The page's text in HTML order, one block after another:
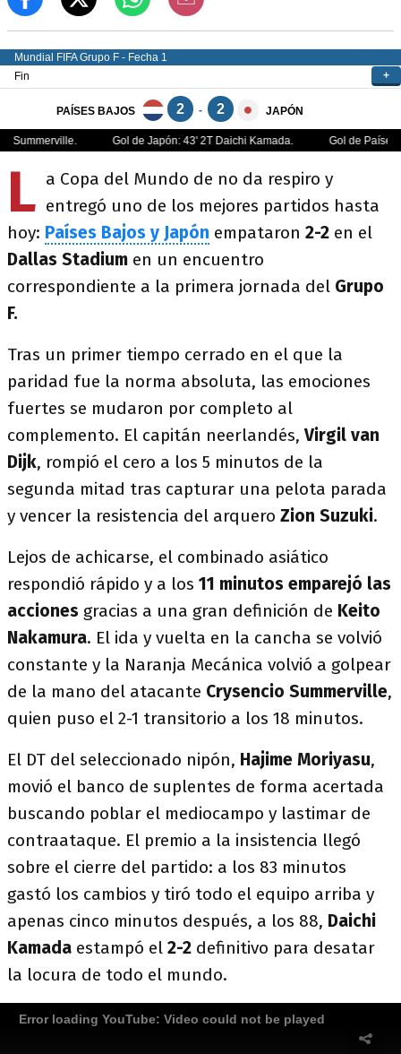
L a Copa del Mundo de no da respiro y
entregó uno de los mejores partidos hasta
hoy: Países Bajos y Japón empataron 2-2 en el
Dallas Stadium en un encuentro
correspondiente a la primera jornada del Grupo
F.
Tras un primer tiempo cerrado en el que la
paridad fue la norma absoluta, las emociones
fuertes se mudaron por completo al
complemento. El capitán neerlandés,Virgil van
Dijk, rompió el cero a los 5 minutos de la
segunda mitad tras capturar una pelota parada
y vencer la resistencia del arquero Zion Suzuki.
Lejos de achicarse, el combinado asiático
respondió rápido y a los 11 minutos emparejó las
acciones gracias a una gran definición de Keito
Nakamura. El ida y vuelta en la cancha se volvió
constante y la Naranja Mecánica volvió a golpear
de la mano del atacante Crysencio Summerville,
quien puso el 2-1 transitorio a los 18 minutos.
El DT del seleccionado nipón, Hajime Moriyasu,
movió el banco de suplentes de forma acertada
buscando poblar el mediocampo y lastimar de
contraataque. El premio a la insistencia llegó
sobre el cierre del partido: a los 83 minutos
gastó los cambios y tiró todo el equipo arriba y
apenas cinco minutos después, a los 88, Daichi
Kamada estampó el 2-2 definitivo para desatar
la locura de todo el mundo.